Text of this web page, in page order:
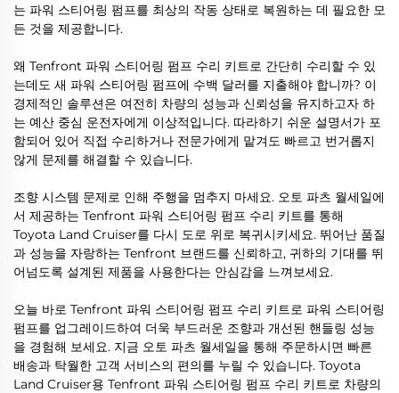
는 파워 스티어링 펌프를 최상의 작동 상태로 복원하는 데 필요한 모
든 것을 제공합니다.
왜 Tenfront 파워 스티어링 펌프 수리 키트로 간단히 수리할 수 있
는데도 새 파워 스티어링 펌프에 수백 달러를 지출해야 합니까? 이
경제적인 솔루션은 여전히 차량의 성능과 신뢰성을 유지하고자 하
는 예산 중심 운전자에게 이상적입니다. 따라하기 쉬운 설명서가 포
함되어 있어 직접 수리하거나 전문가에게 맡겨도 빠르고 번거롭지
않게 문제를 해결할 수 있습니다.
조향 시스템 문제로 인해 주행을 멈추지 마세요. 오토 파츠 월세일에
서 제공하는 Tenfront 파워 스티어링 펌프 수리 키트를 통해
Toyota Land Cruiser를 다시 도로 위로 복귀시키세요. 뛰어난 품질
과 성능을 자랑하는 Tenfront 브랜드를 신뢰하고, 귀하의 기대를 뛰
어넘도록 설계된 제품을 사용한다는 안심감을 느껴보세요.
오늘 바로 Tenfront 파워 스티어링 펌프 수리 키트로 파워 스티어링
펌프를 업그레이드하여 더욱 부드러운 조향과 개선된 핸들링 성능
을 경험해 보세요. 지금 오토 파츠 월세일을 통해 주문하시면 빠른
배송과 탁월한 고객 서비스의 편의를 누릴 수 있습니다. Toyota
Land Cruiser용 Tenfront 파워 스티어링 펌프 수리 키트로 차량의